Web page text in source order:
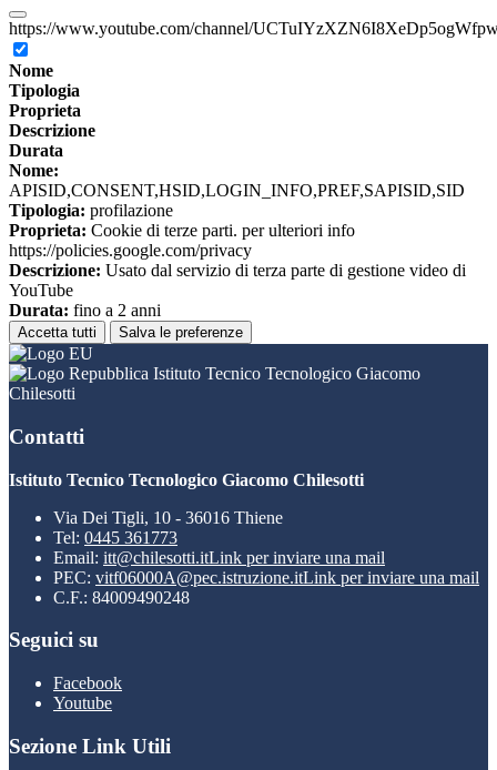
https://www.youtube.com/channel/
Nome
Tipologia
Proprieta
Descrizione
Durata
Nome:
APISID,CONSENT,HSID,LOGIN_INFO,PREF,SAPISID,SID
Tipologia: profilazione
Proprieta: Cookie di terze parti. per ulteriori info
https://policies.google.com/privacy
Descrizione: Usato dal servizio di terza parte di gestione video di
YouTube
Durata: fino a 2 anni
Accetta tutti Salva le preferenze
Istituto Tecnico Tecnologico Giacomo
Chilesotti
Contatti
Istituto Tecnico Tecnologico Giacomo Chilesotti
Via Dei Tigli, 10 - 36016 Thiene
Tel: 0445 361773
Email: itt@chilesotti.itLink per inviare una mail
PEC: vitf06000A@pec.istruzione.itLink per inviare una mail
C.F.: 84009490248
Seguici su
Facebook
Youtube
Sezione Link Utili